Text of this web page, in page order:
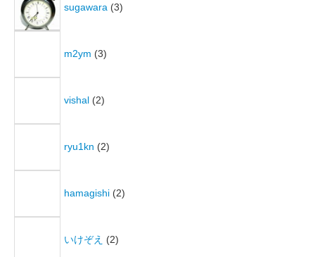
sugawara (3)
m2ym (3)
vishal (2)
ryu1kn (2)
hamagishi (2)
いけぞえ (2)